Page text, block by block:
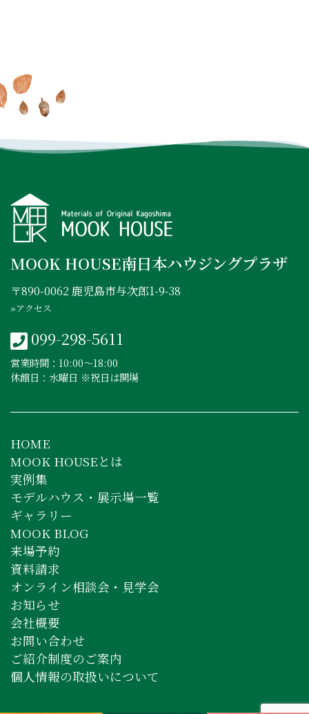
FACEBOOK
MOOK HOUSE南日本ハウジングプラザ
〒890-0062 鹿児島市与次郎1-9-38
»アクセス
099-298-5611
営業時間：10:00〜18:00
休館日：水曜日 ※祝日は開場
HOME
MOOK HOUSEとは
実例集
モデルハウス・展示場一覧
ギャラリー
MOOK BLOG
来場予約
資料請求
オンライン相談会・見学会
お知らせ
会社概要
お問い合わせ
ご紹介制度のご案内
個人情報の取扱いについて